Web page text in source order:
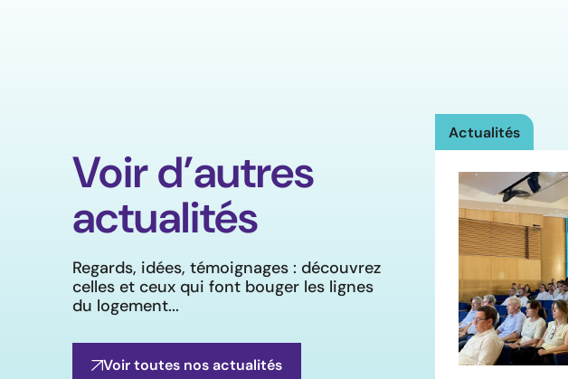
Voir d’autres
actualités
Regards, idées, témoignages : découvrez
celles et ceux qui font bouger les lignes
du logement...
Voir toutes nos actualités
Actualités